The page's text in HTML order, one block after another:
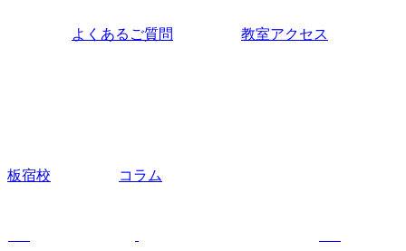
よくあるご質問 教室アクセス
板宿校 コラム